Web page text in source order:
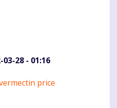
03-28 - 01:16
price